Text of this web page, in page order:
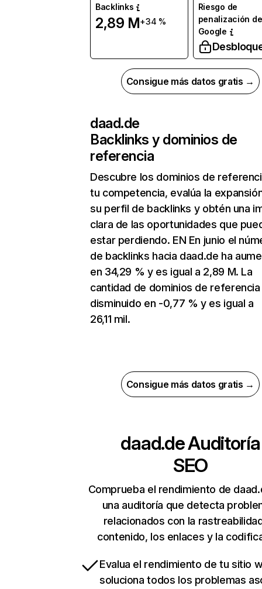
Backlinks
2,89 M+34 %
Riesgo de
penalización de
Google
Consigue más datos gratis →
daad.de
Backlinks y dominios de
referencia
Descubre los dominios de
tu competencia, evalúa la
su perfil de backlinks y obtén una
clara de las oportunidades que
estar perdiendo. EN En junio el
de backlinks hacia daad.de ha
en 34,29 % y es igual a 2,89 M. La
cantidad de dominios de referencia
disminuido en -0,77 % y es igual a
26,11 mil.
Consigue más datos gratis →
daad.deAuditoría
SEO
Comprueba el rendimiento de
una auditoría que detecta
relacionados con la
contenido, los enlaces y la
Evalua el rendimiento de tu sitio
soluciona todos los problemas